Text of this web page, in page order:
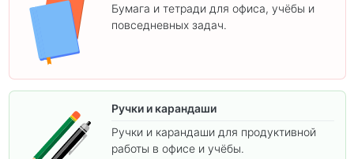
Бумага и тетради для офиса, учёбы и
повседневных задач.
Ручки и карандаши
Ручки и карандаши для продуктивной
работы в офисе и учёбы.